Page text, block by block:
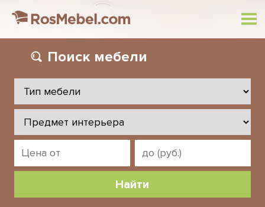
Поиск мебели